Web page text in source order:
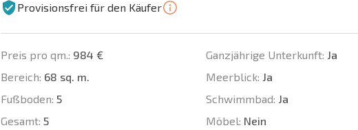
Provisionsfrei für den Käufer
Preis pro qm.: 984 €
Bereich: 68 sq. m.
Fußboden: 5
Gesamt: 5
Ganzjährige Unterkunft: Ja
Meerblick: Ja
Schwimmbad: Ja
Möbel: Nein